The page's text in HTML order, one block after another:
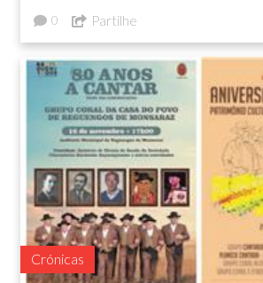
0 Partilhe
Crónicas